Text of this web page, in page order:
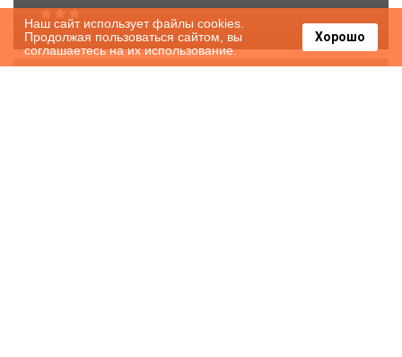
Наш сайт использует файлы cookies.
Продолжая пользоваться сайтом, вы
соглашаетесь на их использование.
Хорошо